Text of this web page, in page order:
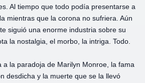
Al tiempo que todo podía presentarse a
mientras que la corona no sufriera. Aún
siguió una enorme industria sobre su
la nostalgia, el morbo, la intriga. Todo.
a la paradoja de Marilyn Monroe, la fama
desdicha y la muerte que se la llevó